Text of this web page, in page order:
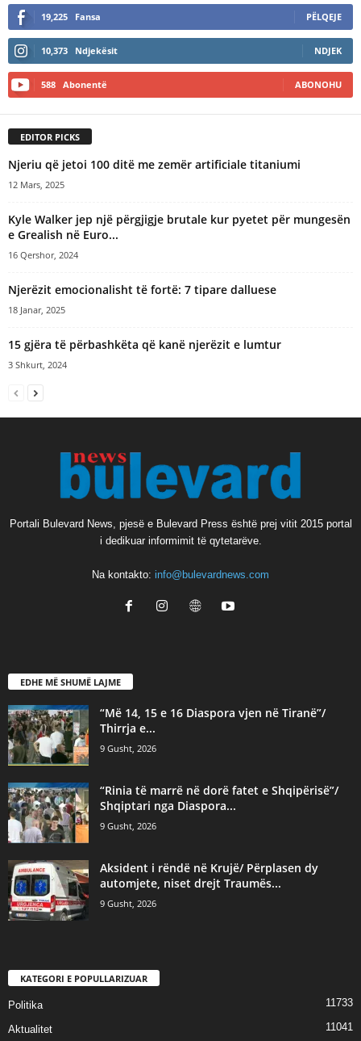
19,225 Fansa PËLQEJE
10,373 Ndjekësit NDJEK
588 Abonentë ABONOHU
EDITOR PICKS
​Njeriu që jetoi 100 ditë me zemër artificiale titaniumi
12 Mars, 2025
Kyle Walker jep një përgjigje brutale kur pyetet për mungesën
e Grealish në Euro...
16 Qershor, 2024
Njerëzit emocionalisht të fortë: 7 tipare dalluese
18 Janar, 2025
15 gjëra të përbashkëta që kanë njerëzit e lumtur
3 Shkurt, 2024
Portali Bulevard News, pjesë e Bulevard Press është prej vitit 2015 portal
i dedikuar informimit të qytetarëve.
Na kontakto: info@bulevardnews.com
EDHE MË SHUMË LAJME
“Më 14, 15 e 16 Diaspora vjen në Tiranë”/
Thirrja e...
9 Gusht, 2026
“Rinia të marrë në dorë fatet e Shqipërisë”/
Shqiptari nga Diaspora...
9 Gusht, 2026
Aksident i rëndë në Krujë/ Përplasen dy
automjete, niset drejt Traumës...
9 Gusht, 2026
KATEGORI E POPULLARIZUAR
Politika 11733
Aktualitet 11041